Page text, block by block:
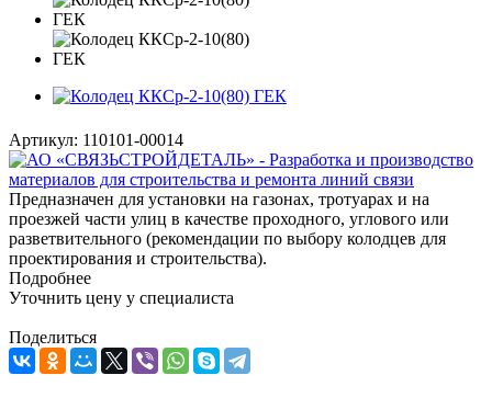
Артикул: 110101-00014
Предназначен для установки на газонах, тротуарах и на
проезжей части улиц в качестве проходного, углового или
разветвительного (рекомендации по выбору колодцев для
проектирования и строительства).
Подробнее
Уточнить цену у специалиста
Поделиться